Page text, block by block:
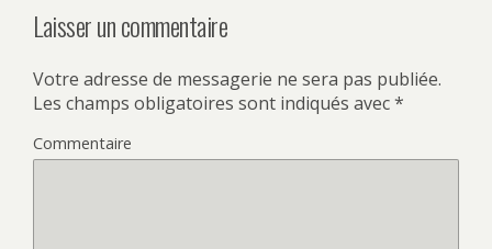
Laisser un commentaire
Votre adresse de messagerie ne sera pas publiée.
Les champs obligatoires sont indiqués avec*
Commentaire